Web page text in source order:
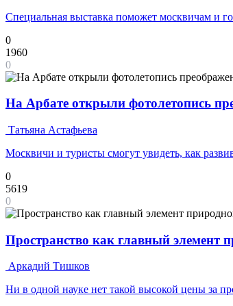
Специальная выставка поможет москвичам и
0
1960
0
На Арбате открыли фотолетопись
Татьяна Астафьева
Москвичи и туристы смогут увидеть, как
0
5619
0
Пространство как главный элемент
Аркадий Тишков
Ни в одной науке нет такой высокой цены за